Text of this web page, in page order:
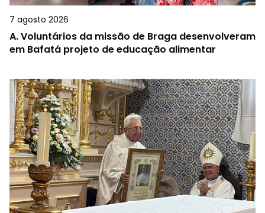
7 agosto 2026
A.Voluntários da missão de Braga desenvolveram
em Bafatá projeto de educação alimentar